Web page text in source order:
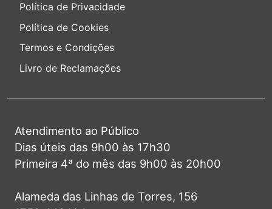
Política de Privacidade
Política de Cookies
Termos e Condições
Livro de Reclamações
Atendimento ao Público
Dias úteis das 9h00 às 17h30
Primeira 4ª do mês das 9h00 às 20h00
Alameda das Linhas de Torres, 156